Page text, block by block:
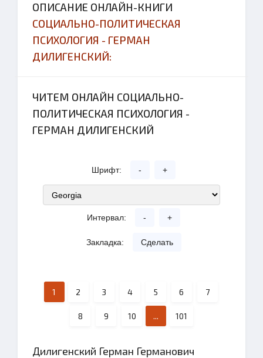
ОПИСАНИЕ ОНЛАЙН-КНИГИ
СОЦИАЛЬНО-ПОЛИТИЧЕСКАЯ
ПСИХОЛОГИЯ - ГЕРМАН
ДИЛИГЕНСКИЙ:
ЧИТЕМ ОНЛАЙН СОЦИАЛЬНО-
ПОЛИТИЧЕСКАЯ ПСИХОЛОГИЯ -
ГЕРМАН ДИЛИГЕНСКИЙ
Шрифт: - +
Интервал: - +
Закладка: Сделать
1 2 3 4 5 6 7
8 9 10 ... 101
Дилигенский Герман Германович